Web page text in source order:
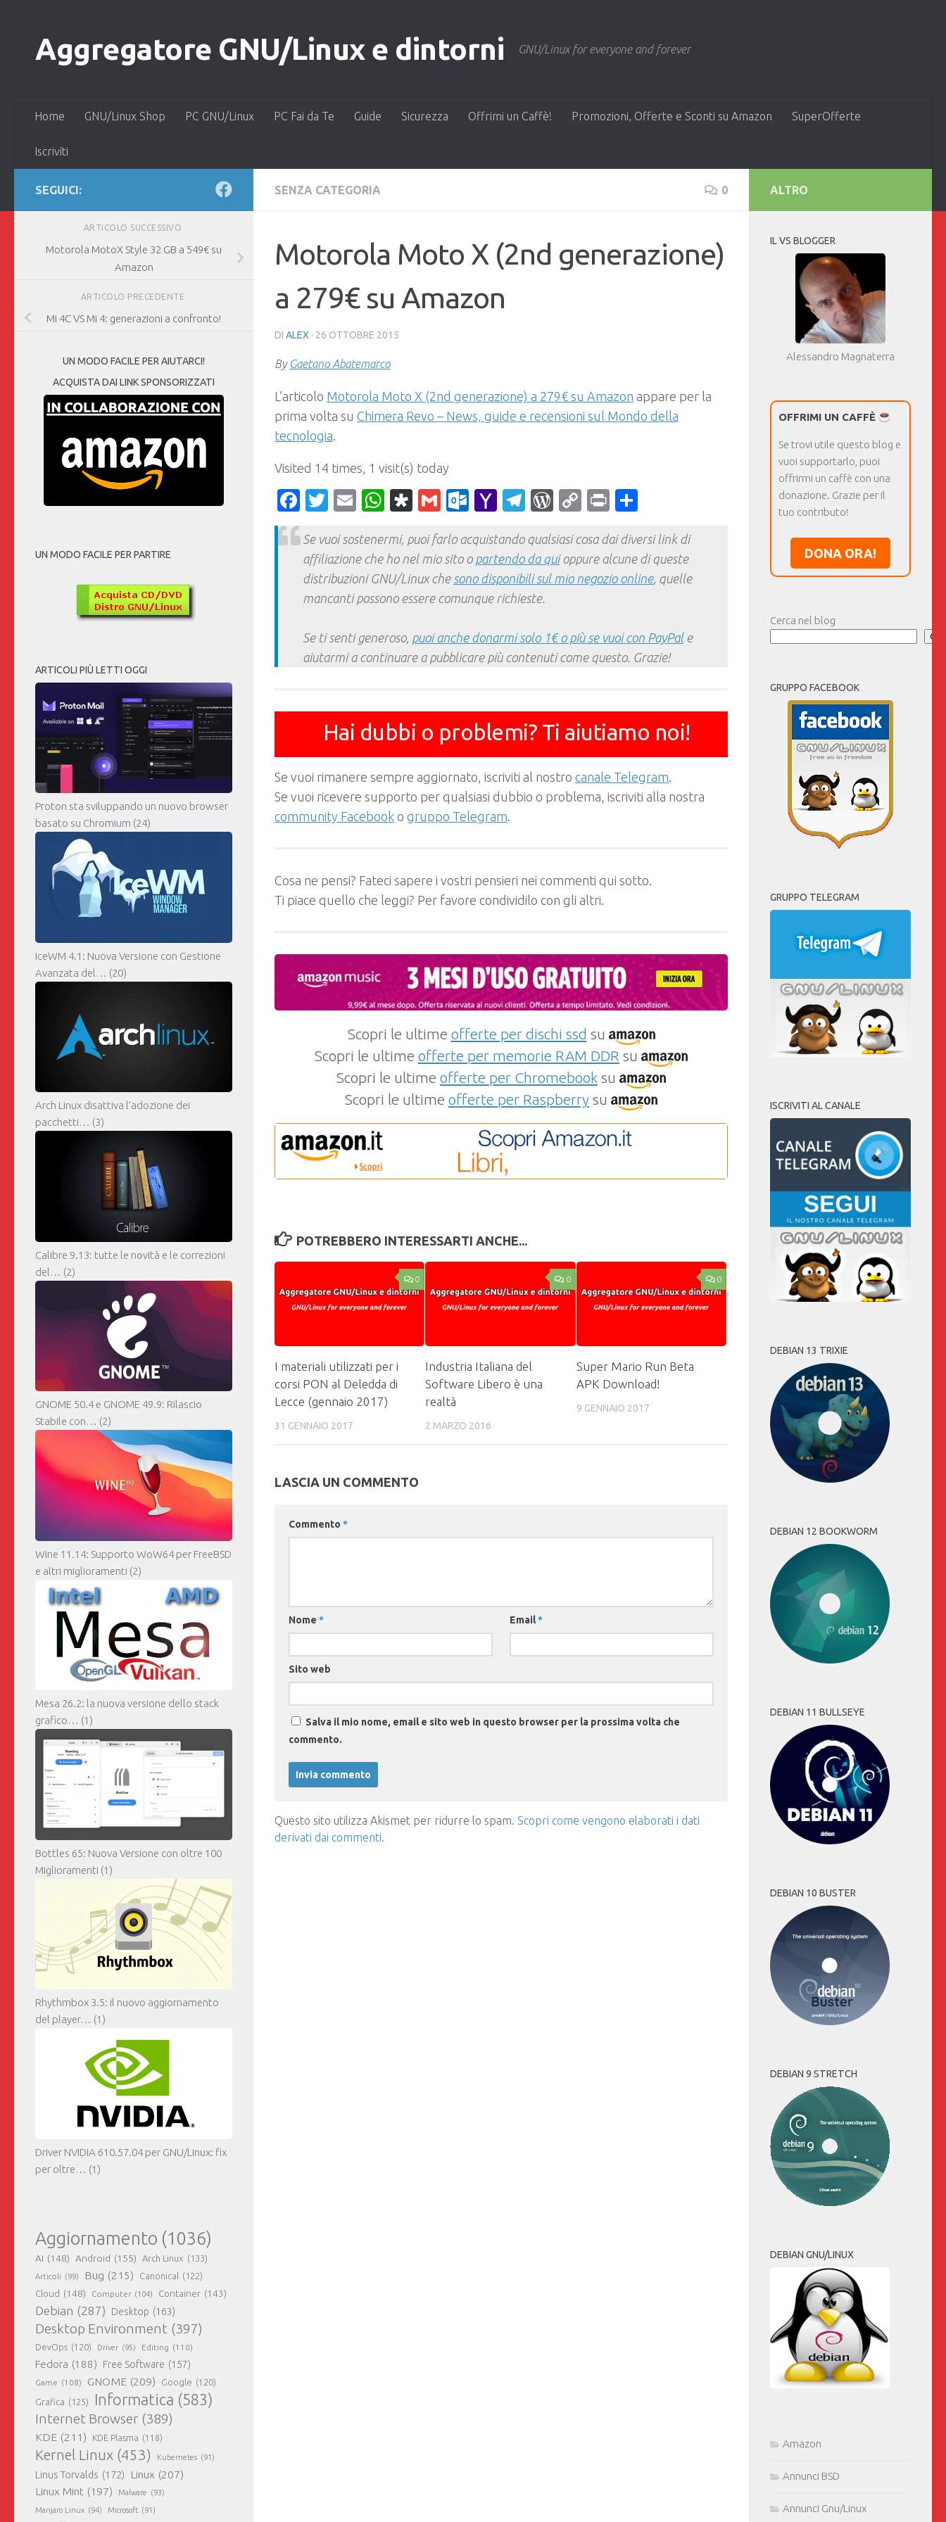
Aggregatore GNU/Linux e dintorni GNU/Linux for everyone and forever
Home GNU/Linux Shop PC GNU/Linux PC Fai da Te Guide Sicurezza Offrimi un Caffè! Promozioni, Offerte e Sconti su Amazon SuperOfferte
Iscriviti
SENZA CATEGORIA 0
Motorola Moto X (2nd generazione)
a 279€ su Amazon
DI ALEX · 26 OTTOBRE 2015
By Gaetano Abatemarco
L’articolo Motorola Moto X (2nd generazione) a 279€ su Amazon appare per la
prima volta su Chimera Revo – News, guide e recensioni sul Mondo della
tecnologia.
Visited 14 times, 1 visit(s) today
Facebook
Twitter
EmailWhatsApp
Diaspora
GmailOutlook.com
YahooTelegram
WordPress
CopyPrint
Se vuoi sostenermi, puoi farlo acquistando qualsiasi cosa dai diversi link di
affiliazione che ho nel mio sito o partendo da quioppure alcune di queste
distribuzioni GNU/Linux che sono disponibili sul mio negozio online, quelle
mancanti possono essere comunque richieste.
Se ti senti generoso, puoi anche donarmi solo 1€ o più se vuoi con PayPale
aiutarmi a continuare a pubblicare più contenuti come questo. Grazie!
Hai dubbi o problemi? Ti aiutiamo noi!
Se vuoi rimanere sempre aggiornato, iscriviti al nostro canale Telegram.
Se vuoi ricevere supporto per qualsiasi dubbio o problema, iscriviti alla nostra
community Facebook o gruppo Telegram.
Cosa ne pensi? Fateci sapere i vostri pensieri nei commenti qui sotto.
Ti piace quello che leggi? Per favore condividilo con gli altri.
Scopri le ultime offerte per dischi ssd su
Scopri le ultime offerte per memorie RAM DDR su
Scopri le ultime offerte per Chromebook su
Scopri le ultime offerte per Raspberry su
POTREBBERO INTERESSARTI ANCHE...
0
I materiali utilizzati per i
corsi PON al Deledda di
Lecce (gennaio 2017)
31 GENNAIO 2017
0
Industria Italiana del
Software Libero è una
realtà
2 MARZO 2016
0
Super Mario Run Beta
APK Download!
9 GENNAIO 2017
LASCIA UN COMMENTO
Commento *
Nome * Email*
Sito web
Salva il mio nome, email e sito web in questo browser per la prossima volta che
commento.
Questo sito utilizza Akismet per ridurre lo spam. Scopri come vengono elaborati i dati
derivati dai commenti.
SEGUICI:
ARTICOLO SUCCESSIVO
Motorola MotoX Style 32 GB a 549€ su
Amazon
ARTICOLO PRECEDENTE
Mi 4C VS Mi 4: generazioni a confronto!
UN MODO FACILE PER AIUTARCI!
ACQUISTA DAI LINK SPONSORIZZATI
UN MODO FACILE PER PARTIRE
ARTICOLI PIÙ LETTI OGGI
Proton sta sviluppando un nuovo browser
basato su Chromium (24)
IceWM 4.1: Nuova Versione con Gestione
Avanzata del… (20)
Arch Linux disattiva l’adozione dei
pacchetti… (3)
Calibre 9.13: tutte le novità e le correzioni
del… (2)
GNOME 50.4 e GNOME 49.9: Rilascio
Stabile con… (2)
Wine 11.14: Supporto WoW64 per FreeBSD
e altri miglioramenti (2)
Mesa 26.2: la nuova versione dello stack
grafico… (1)
Bottles 65: Nuova Versione con oltre 100
Miglioramenti (1)
Rhythmbox 3.5: il nuovo aggiornamento
del player… (1)
Driver NVIDIA 610.57.04 per GNU/Linux: fix
per oltre… (1)
Aggiornamento (1036)
AI (148) Android (155) Arch Linux (133)
Articoli (99) Bug (215) Canonical (122)
Cloud (148) Computer (104) Container (143)
Debian (287) Desktop (163)
Desktop Environment (397)
DevOps (120) Driver (95) Editing (110)
Fedora (188) Free Software (157)
Game (108) GNOME (209) Google (120)
Grafica (125) Informatica (583)
Internet Browser (389)
KDE (211) KDE Plasma (118)
Kernel Linux (453) Kubernetes (91)
Linus Torvalds (172) Linux (207)
Linux Mint (197) Malware (93)
Manjaro Linux (94) Microsoft (91)
ALTRO
IL VS BLOGGER
Alessandro Magnaterra
OFFRIMI UN CAFFÈ
Se trovi utile questo blog e
vuoi supportarlo, puoi
offrirmi un caffè con una
donazione. Grazie per il
tuo contributo!
DONA ORA!
Cerca nel blog
GRUPPO FACEBOOK
GRUPPO TELEGRAM
ISCRIVITI AL CANALE
DEBIAN 13 TRIXIE
DEBIAN 12 BOOKWORM
DEBIAN 11 BULLSEYE
DEBIAN 10 BUSTER
DEBIAN 9 STRETCH
DEBIAN GNU/LINUX
Amazon
Annunci BSD
Annunci Gnu/Linux